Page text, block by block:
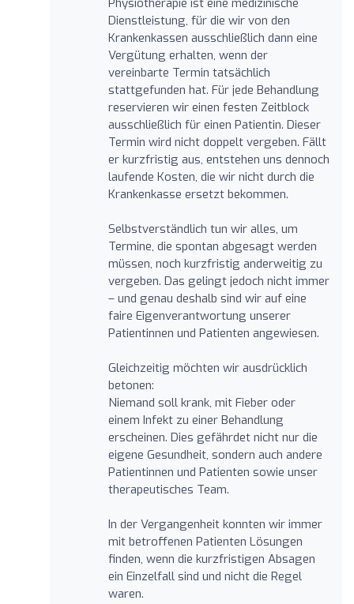
Dienstleistung, für die wir von den
Krankenkassen ausschließlich dann eine
Vergütung erhalten, wenn der
vereinbarte Termin tatsächlich
stattgefunden hat. Für jede Behandlung
reservieren wir einen festen Zeitblock
ausschließlich für einen Patientin. Dieser
Termin wird nicht doppelt vergeben. Fällt
er kurzfristig aus, entstehen uns dennoch
laufende Kosten, die wir nicht durch die
Krankenkasse ersetzt bekommen.
Selbstverständlich tun wir alles, um
Termine, die spontan abgesagt werden
müssen, noch kurzfristig anderweitig zu
vergeben. Das gelingt jedoch nicht immer
– und genau deshalb sind wir auf eine
faire Eigenverantwortung unserer
Patientinnen und Patienten angewiesen.
Gleichzeitig möchten wir ausdrücklich
betonen:
Niemand soll krank, mit Fieber oder
einem Infekt zu einer Behandlung
erscheinen. Dies gefährdet nicht nur die
eigene Gesundheit, sondern auch andere
Patientinnen und Patienten sowie unser
therapeutisches Team.
In der Vergangenheit konnten wir immer
mit betroffenen Patienten Lösungen
finden, wenn die kurzfristigen Absagen
ein Einzelfall sind und nicht die Regel
waren.